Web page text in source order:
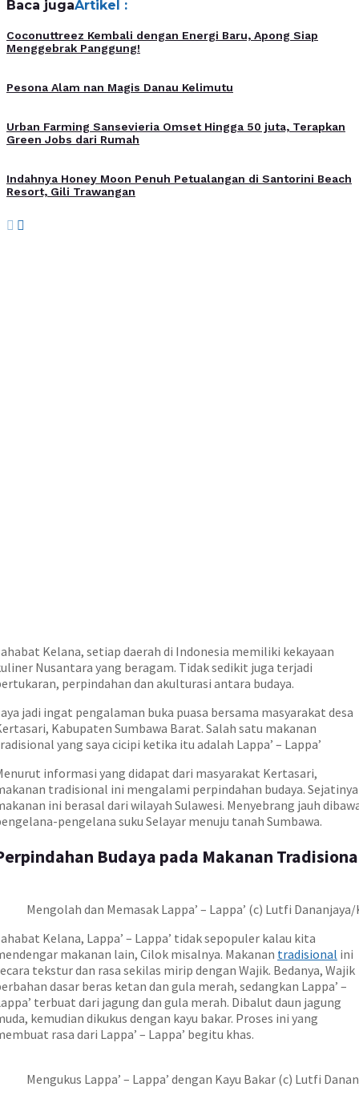
Baca jugaArtikel :
Coconuttreez Kembali dengan Energi Baru, Apong Siap
Menggebrak Panggung!
Pesona Alam nan Magis Danau Kelimutu
Urban Farming Sansevieria Omset Hingga 50 juta, Terapkan
Green Jobs dari Rumah
Indahnya Honey Moon Penuh Petualangan di Santorini Beach
Resort, Gili Trawangan
Kelana, setiap daerah di Indonesia memiliki kekayaan
Nusantara yang beragam. Tidak sedikit juga terjadi
perpindahan dan akulturasi antara budaya.
jadi ingat pengalaman buka puasa bersama masyarakat desa
Kabupaten Sumbawa Barat. Salah satu makanan
yang saya cicipi ketika itu adalah Lappa’ – Lappa’
informasi yang didapat dari masyarakat Kertasari,
tradisional ini mengalami perpindahan budaya. Sejatinya
ini berasal dari wilayah Sulawesi. Menyebrang jauh
pengelana suku Selayar menuju tanah Sumbawa.
Budaya pada Makanan
Mengolah dan Memasak Lappa’ – Lappa’ (c) Lutfi
Kelana, Lappa’ – Lappa’ tidak sepopuler kalau kita
makanan lain, Cilok misalnya. Makanan tradisional ini
tekstur dan rasa sekilas mirip dengan Wajik. Bedanya, Wajik
dasar beras ketan dan gula merah, sedangkan Lappa’ –
terbuat dari jagung dan gula merah. Dibalut daun jagung
kemudian dikukus dengan kayu bakar. Proses ini yang
rasa dari Lappa’ – Lappa’ begitu khas.
Mengukus Lappa’ – Lappa’ dengan Kayu Bakar (c) Lutfi